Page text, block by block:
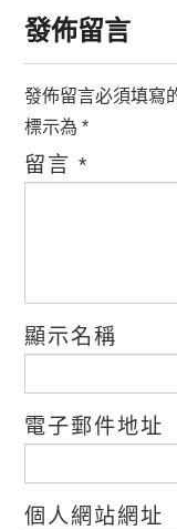
發佈留言
發佈留言必須填寫
標示為*
留言*
顯示名稱
電子郵件地址
個人網站網址